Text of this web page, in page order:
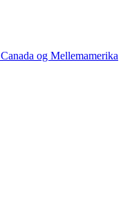
og Mellemamerika